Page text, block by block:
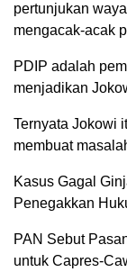
pertunjukan
mengacak-acak
PDIP adalah
menjadikan
Ternyata Jokowi
membuat
Kasus Gagal
Penegakkan
PAN Sebut
untuk Capres-